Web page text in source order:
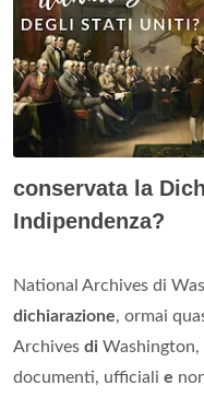
conservata la
Indipendenza?
National Archives di
dichiarazione, ormai
Archives di Washington,
documenti, ufficiali e